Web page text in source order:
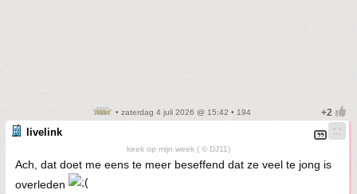
• zaterdag 4 juli 2026 @ 15:42 • 194
livelink
keek op mijn week ( © DJ11)
Ach, dat doet me eens te meer beseffend dat ze veel te jong is
overleden